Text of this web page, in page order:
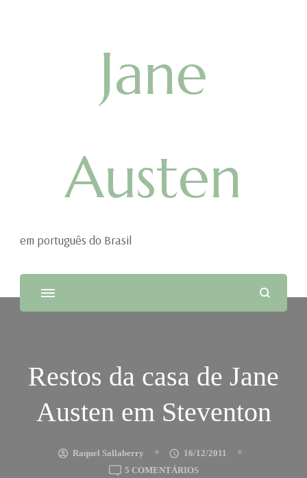
Jane
Austen
em português do Brasil
Restos da casa de Jane
Austen em Steventon
Raquel Sallaberry
16/12/2011
5 COMENTÁRIOSEM